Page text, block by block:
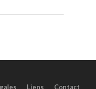
Liens Contact